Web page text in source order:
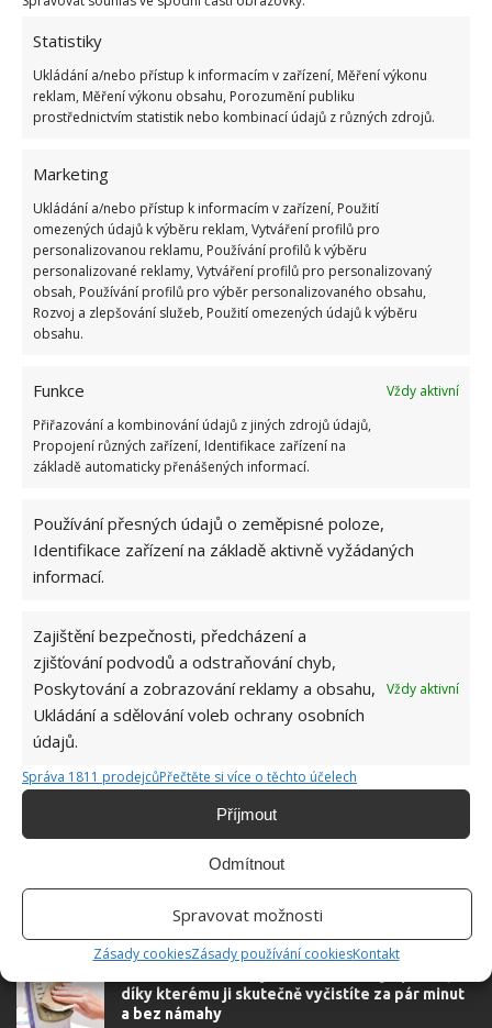
Statistiky
Ukládání a/nebo přístup k informacím v zařízení, Měření výkonu
reklam, Měření výkonu obsahu, Porozumění publiku
prostřednictvím statistik nebo kombinací údajů z různých zdrojů.
Marketing
Ukládání a/nebo přístup k informacím v zařízení, Použití
omezených údajů k výběru reklam, Vytváření profilů pro
personalizovanou reklamu, Používání profilů k výběru
personalizované reklamy, Vytváření profilů pro personalizovaný
obsah, Používání profilů pro výběr personalizovaného obsahu,
Rozvoj a zlepšování služeb, Použití omezených údajů k výběru
obsahu.
Funkce
Vždy aktivní
Přiřazování a kombinování údajů z jiných zdrojů údajů,
Propojení různých zařízení, Identifikace zařízení na
základě automaticky přenášených informací.
Používání přesných údajů o zeměpisné poloze,
Identifikace zařízení na základě aktivně vyžádaných
informací.
Zajištění bezpečnosti, předcházení a
zjišťování podvodů a odstraňování chyb,
Poskytování a zobrazování reklamy a obsahu,
Ukládání a sdělování voleb ochrany osobních
údajů.
Vždy aktivní
Správa 1811 prodejcůPřečtěte si více o těchto účelech
Příjmout
Odmítnout
Spravovat možnosti
Zásady cookiesZásady používání cookiesKontakt
KOMENTOVAT
Hana Musilová
Do redakce Bydlimeutulne.cz se
rozhodla zůstat. Její v...
autorovi]
Ucpaný odpad lze vyčistit i bez chemie, stačí
díky kterému ji skutečně vyčistíte za pár minut
a bez námahy